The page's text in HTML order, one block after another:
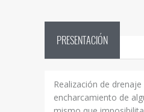
PRESENTACIÓN
Realización de
encharcamiento de